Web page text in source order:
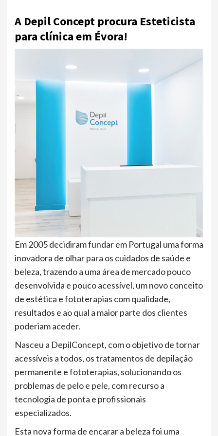
A Depil Concept procura Esteticista
para clínica em Évora!
Em 2005 decidiram fundar em Portugal uma forma
inovadora de olhar para os cuidados de saúde e
beleza, trazendo a uma área de mercado pouco
desenvolvida e pouco acessível, um novo conceito
de estética e fototerapias com qualidade,
resultados e ao qual a maior parte dos clientes
poderiam aceder.
Nasceu a DepilConcept, com o objetivo de tornar
acessíveis a todos, os tratamentos de depilação
permanente e fototerapias, solucionando os
problemas de pelo e pele, com recurso a
tecnologia de ponta e profissionais
especializados.
Esta nova forma de encarar a beleza foi uma